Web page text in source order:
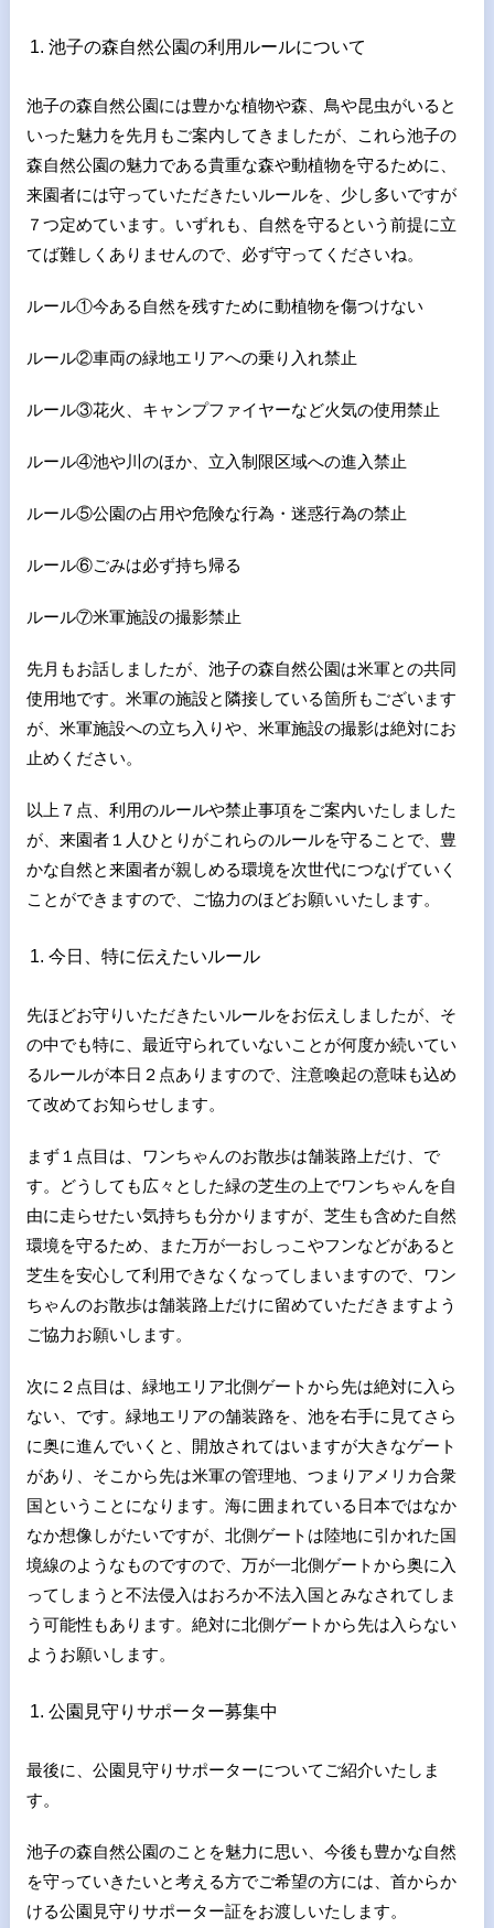
池子の森自然公園の利用ルールについて
池子の森自然公園には豊かな植物や森、鳥や昆虫がいると
いった魅力を先月もご案内してきましたが、これら池子の
森自然公園の魅力である貴重な森や動植物を守るために、
来園者には守っていただきたいルールを、少し多いですが
７つ定めています。いずれも、自然を守るという前提に立
てば難しくありませんので、必ず守ってくださいね。
ルール①今ある自然を残すために動植物を傷つけない
ルール②車両の緑地エリアへの乗り入れ禁止
ルール③花火、キャンプファイヤーなど火気の使用禁止
ルール④池や川のほか、立入制限区域への進入禁止
ルール⑤公園の占用や危険な行為・迷惑行為の禁止
ルール⑥ごみは必ず持ち帰る
ルール⑦米軍施設の撮影禁止
先月もお話しましたが、池子の森自然公園は米軍との共同
使用地です。米軍の施設と隣接している箇所もございます
が、米軍施設への立ち入りや、米軍施設の撮影は絶対にお
止めください。
以上７点、利用のルールや禁止事項をご案内いたしました
が、来園者１人ひとりがこれらのルールを守ることで、豊
かな自然と来園者が親しめる環境を次世代につなげていく
ことができますので、ご協力のほどお願いいたします。
今日、特に伝えたいルール
先ほどお守りいただきたいルールをお伝えしましたが、そ
の中でも特に、最近守られていないことが何度か続いてい
るルールが本日２点ありますので、注意喚起の意味も込め
て改めてお知らせします。
まず１点目は、ワンちゃんのお散歩は舗装路上だけ、で
す。どうしても広々とした緑の芝生の上でワンちゃんを自
由に走らせたい気持ちも分かりますが、芝生も含めた自然
環境を守るため、また万が一おしっこやフンなどがあると
芝生を安心して利用できなくなってしまいますので、ワン
ちゃんのお散歩は舗装路上だけに留めていただきますよう
ご協力お願いします。
次に２点目は、緑地エリア北側ゲートから先は絶対に入ら
ない、です。緑地エリアの舗装路を、池を右手に見てさら
に奥に進んでいくと、開放されてはいますが大きなゲート
があり、そこから先は米軍の管理地、つまりアメリカ合衆
国ということになります。海に囲まれている日本ではなか
なか想像しがたいですが、北側ゲートは陸地に引かれた国
境線のようなものですので、万が一北側ゲートから奥に入
ってしまうと不法侵入はおろか不法入国とみなされてしま
う可能性もあります。絶対に北側ゲートから先は入らない
ようお願いします。
公園見守りサポーター募集中
最後に、公園見守りサポーターについてご紹介いたしま
す。
池子の森自然公園のことを魅力に思い、今後も豊かな自然
を守っていきたいと考える方でご希望の方には、首からか
ける公園見守りサポーター証をお渡しいたします。